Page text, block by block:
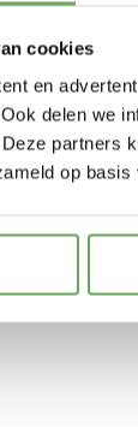
cookies
en
delen we
partners
op